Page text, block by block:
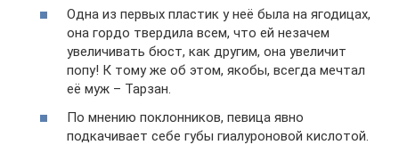
Одна из первых пластик у неё была на ягодицах,
она гордо твердила всем, что ей незачем
увеличивать бюст, как другим, она увеличит
попу! К тому же об этом, якобы, всегда мечтал
её муж – Тарзан.
По мнению поклонников, певица явно
подкачивает себе губы гиалуроновой кислотой.